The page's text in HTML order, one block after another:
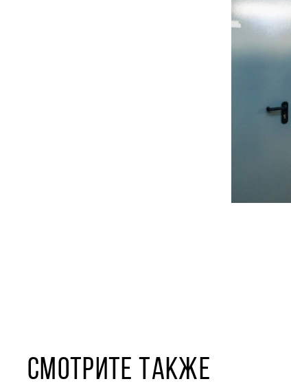
СМОТРИТЕ ТАКЖЕ